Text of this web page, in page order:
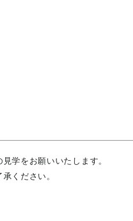
学をお願いいたします。
ください。